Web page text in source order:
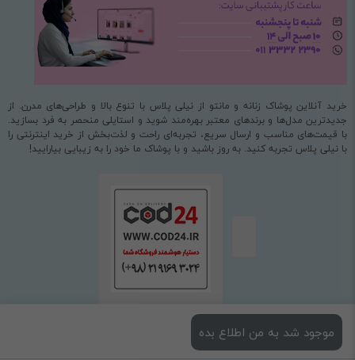
موجود شد به من اطلاع بده
خرید آنلاین پوشاک زنانه و مانتو از نیلی پلاس با تنوع بالا و طراحی‌های مدرن. از
جدیدترین مدل‌ها و برندهای معتبر بهره‌مند شوید و استایلی منحصر به فرد بسازید.
با قیمت‌های مناسب و ارسال سریع، تجربه‌ای راحت و لذت‌بخش از خرید اینترنتی را
با نیلی پلاس تجربه کنید. به روز باشید و با پوشاک ما خود را به زیبایی بیارایید!
استفاده از مطالب فروشگاه اینترنتی نیلی پلاس فقط برای مقاصد غیرتجاری و با ذکر
منبع بلامانع است.